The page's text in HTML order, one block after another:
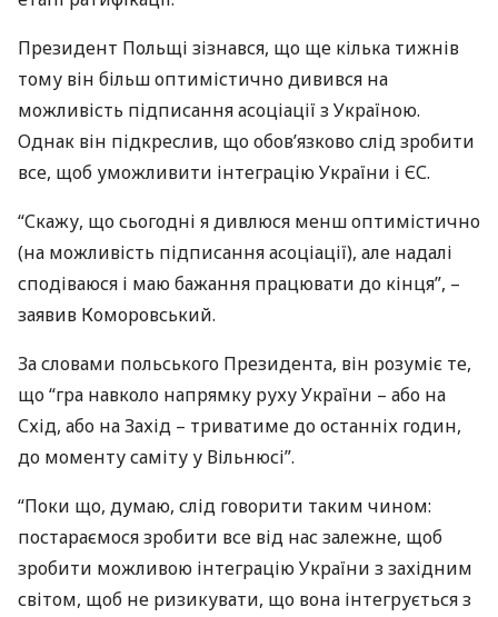
Президент Польщі зізнався, що ще кілька тижнів
тому він більш оптимістично дивився на
можливість підписання асоціації з Україною.
Однак він підкреслив, що обов’язково слід зробити
все, щоб уможливити інтеграцію України і ЄС.
“Скажу, що сьогодні я дивлюся менш оптимістично
(на можливість підписання асоціації), але надалі
сподіваюся і маю бажання працювати до кінця”, –
заявив Коморовський.
За словами польського Президента, він розуміє те,
що “гра навколо напрямку руху України – або на
Схід, або на Захід – триватиме до останніх годин,
до моменту саміту у Вільнюсі”.
“Поки що, думаю, слід говорити таким чином:
постараємося зробити все від нас залежне, щоб
зробити можливою інтеграцію України з західним
світом, щоб не ризикувати, що вона інтегрується з